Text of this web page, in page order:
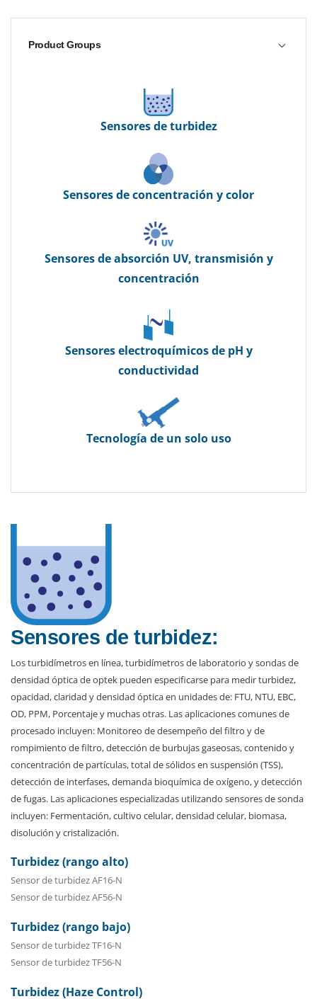
Product Groups
Sensores de turbidez
Sensores de concentración y color
Sensores de absorción UV, transmisión y
concentración
Sensores electroquímicos de pH y
conductividad
Tecnología de un solo uso
Sensores de turbidez:
Los turbidímetros en línea, turbidímetros de laboratorio y sondas de
densidad óptica de optek pueden especificarse para medir turbidez,
opacidad, claridad y densidad óptica en unidades de: FTU, NTU, EBC,
OD, PPM, Porcentaje y muchas otras. Las aplicaciones comunes de
procesado incluyen: Monitoreo de desempeño del filtro y de
rompimiento de filtro, detección de burbujas gaseosas, contenido y
concentración de partículas, total de sólidos en suspensión (TSS),
detección de interfases, demanda bioquímica de oxígeno, y detección
de fugas. Las aplicaciones especializadas utilizando sensores de sonda
incluyen: Fermentación, cultivo celular, densidad celular, biomasa,
disolución y cristalización.
Turbidez (rango alto)
Sensor de turbidez AF16-N
Sensor de turbidez AF56-N
Turbidez (rango bajo)
Sensor de turbidez TF16-N
Sensor de turbidez TF56-N
Turbidez (Haze Control)